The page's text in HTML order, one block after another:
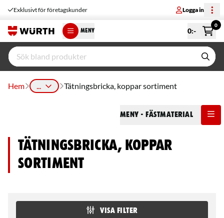
Exklusivt för företagskunder Logga in
MENY 0:-
0
Hem ... Tätningsbricka, koppar sortiment
Meny - Fästmaterial
Tätningsbricka, koppar
sortiment
VISA FILTER